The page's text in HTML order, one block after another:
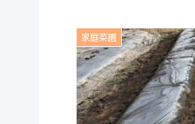
家庭菜園